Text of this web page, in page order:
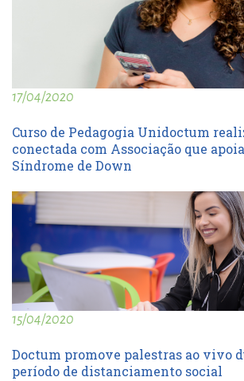
17/04/2020
Curso de Pedagogia Unidoctum
conectada com Associação que
Síndrome de Down
15/04/2020
Doctum promove palestras ao vivo
período de distanciamento social